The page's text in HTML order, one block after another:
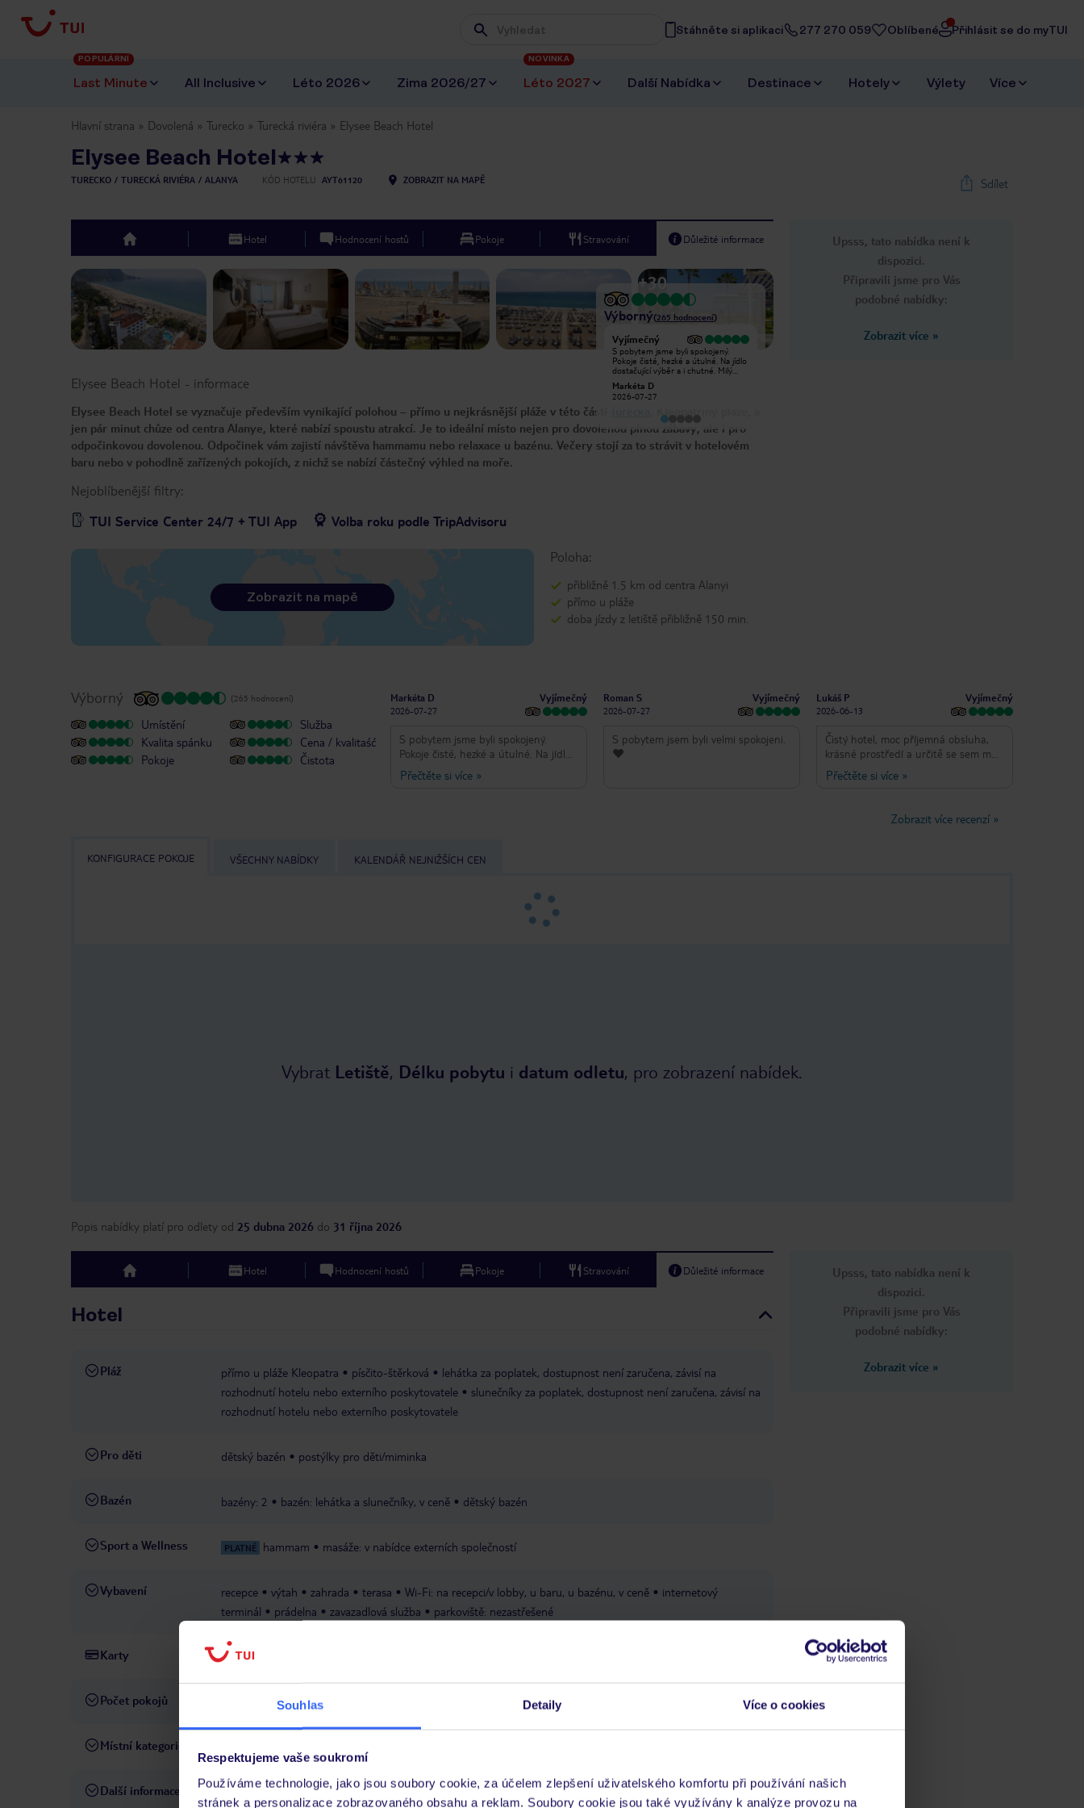
Souhlas Detaily Více o cookies
Respektujeme vaše soukromí
Používáme technologie, jako jsou soubory cookie, za účelem zlepšení uživatelského komfortu při používání našich
stránek a personalizace zobrazovaného obsahu a reklam. Soubory cookie jsou také využívány k analýze provozu na
Wpisz frazę, której szukasz
Stáhněte si aplikaci 277 270 059 Oblíbené Přihlásit se do myTUI
Last Minute
POPULÁRNÍ
All Inclusive Léto 2026 Zima 2026/27 Léto 2027
NOVINKA
Další Nabídka Destinace Hotely Výlety Více
Hlavní strana Dovolená Turecko Turecká riviéra Elysee Beach Hotel
Elysee Beach Hotel
TURECKO TURECKÁ RIVIÉRA ALANYA KÓD HOTELU AYT61120 ZOBRAZIT NA MAPĚ Sdílet
Upsss, tato nabídka není k
dispozici.
Připravili jsme pro Vás
podobné nabídky:
Zobrazit více »
top Hotel Hodnocení hostů Pokoje Stravování Důležité informace
Previous slide Next slide
1/ 36
+30
Výborný(265 hodnocení)
Vyjímečný
Velmi spokojený, Velmi milý
Vyjímečný
S pobytem jsme byli spokojený.
Pokoje čisté, hezké a útulné. Na jídlo
dostačující výběr a i chutné. Milý
Markéta D
2026-07-27
Vyjímečný
Elysee Beach Hotel - informace
Elysee Beach Hotel se vyznačuje především vynikající polohou – přímo u nejkrásnější pláže v této části
jen pár minut chůze od centra Alanye, které nabízí spoustu atrakcí. Je to ideální místo nejen pro dovolenou plnou zábavy, ale i pro
odpočinkovou dovolenou. Odpočinek vám zajistí návštěva hammamu nebo relaxace u bazénu. Večery stojí za to strávit v hotelovém
baru nebo v pohodlně zařízených pokojích, z nichž se nabízí částečný výhled na moře.
Nejoblíbenější filtry:
TUI Service Center 24/7 + TUI App
Volba roku podle TripAdvisoru
Poloha:
přibližně 1.5 km od centra Alanyi
přímo u pláže
doba jízdy z letiště přibližně 150 min.
Zobrazit na mapě
Výborný (265 hodnocení)
Umístění
Kvalita spánku
Pokoje
Služba
Cena / kvalitaść
Čistota
Markéta D
2026-07-27
Vyjímečný
S pobytem jsme byli spokojený.
Pokoje čisté, hezké a útulné. Na jídlo
dostačující výběr a i chutné. Milý
personál.
Přečtěte si více »
Roman S
2026-07-27
Vyjímečný
S pobytem jsem byli velmi spokojeni.
❤️
Lukáš P
2026-06-13
Vyjímečný
Čistý hotel, moc příjemná obsluha,
krásné prostředí a určitě se sem moc
rád vrátím. Vřele doporučuji!
Přečtěte si více»
Zobrazit více recenzí»
KONFIGURACE POKOJE VŠECHNY NABÍDKY KALENDÁŘ NEJNIŽŠÍCH CEN
Vybrat Letiště, Délku pobytu i datum odletu, pro zobrazení nabídek.
Popis nabídky platí pro odlety od 25 dubna 2026 do 31 října 2026
top Hotel Hodnocení hostů Pokoje Stravování Důležité informace
Hotel
Pláž přímo u pláže Kleopatra písčito-štěrková
lehátka za poplatek, dostupnost není zaručena, závisí na
rozhodnutí hotelu nebo externího poskytovatele
slunečníky za poplatek, dostupnost není zaručena, závisí na
rozhodnutí hotelu nebo externího poskytovatele
Pro děti dětský bazén postýlky pro děti/miminka
Bazén bazény: 2 bazén: lehátka a slunečníky, v ceně dětský bazén
Sport a Wellness PLATNÉ hammam masáže: v nabídce externích společností
Vybavení recepce výtah zahrada terasa Wi-Fi: na recepci/v lobby, u baru, u bazénu, v ceně
internetový
terminál
prádelna zavazadlová služba parkoviště: nezastřešené
Karty Visa, MasterCard
Počet pokojů
Místní kategorie
Další informace domácí zvířata nepovolena poslední kompletní rekonstrukce: 2026
Upsss, tato nabídka není k
dispozici.
Připravili jsme pro Vás
podobné nabídky:
Zobrazit více »